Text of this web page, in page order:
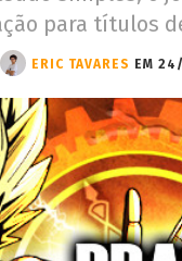
para títulos
ERIC TAVARES EM